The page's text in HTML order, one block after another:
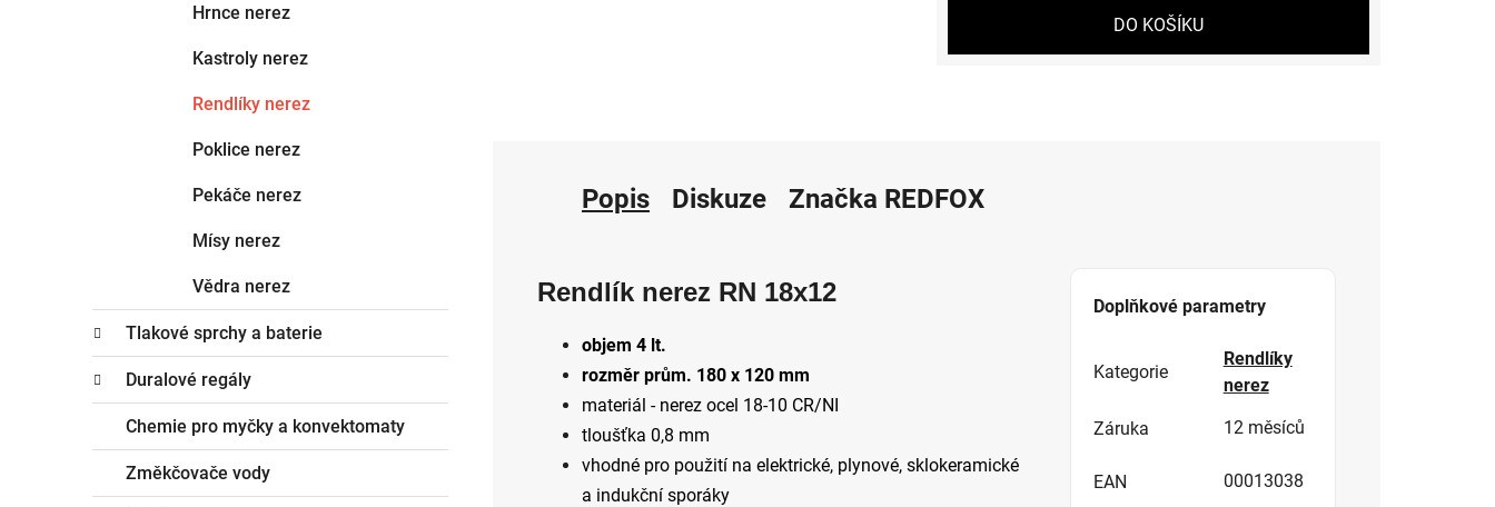
Hrnce nerez
Kastroly nerez
Rendlíky nerez
Poklice nerez
Pekáče nerez
Mísy nerez
Vědra nerez
Tlakové sprchy a baterie
Duralové regály
Chemie pro myčky a konvektomaty
Změkčovače vody
DO KOŠÍKU
Popis Diskuze Značka REDFOX
Rendlík nerez RN 18x12
objem 4 lt.
rozměr prům. 180 x 120 mm
materiál - nerez ocel 18-10 CR/NI
tloušťka 0,8 mm
vhodné pro použití na elektrické, plynové, sklokeramické
a indukční sporáky
Doplňkové parametry
Kategorie
Rendlíky
nerez
Záruka 12 měsíců
EAN 00013038